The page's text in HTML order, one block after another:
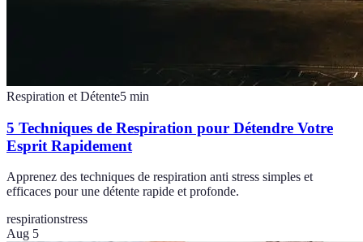
Respiration et Détente5 min
5 Techniques de Respiration pour Détendre Votre
Esprit Rapidement
Apprenez des techniques de respiration anti stress simples et
efficaces pour une détente rapide et profonde.
respirationstress
Aug 5